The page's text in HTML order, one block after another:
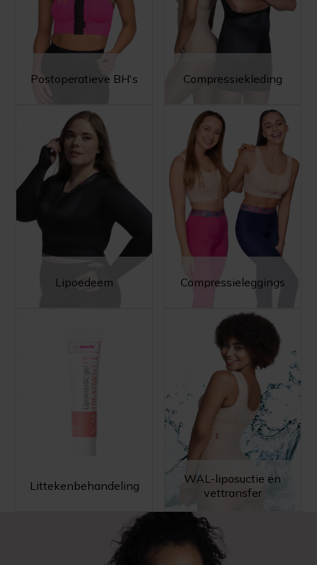
Postoperatieve BH's Compressiekleding
Lipoedeem Compressieleggings
Littekenbehandeling
WAL-liposuctie en
vettransfer